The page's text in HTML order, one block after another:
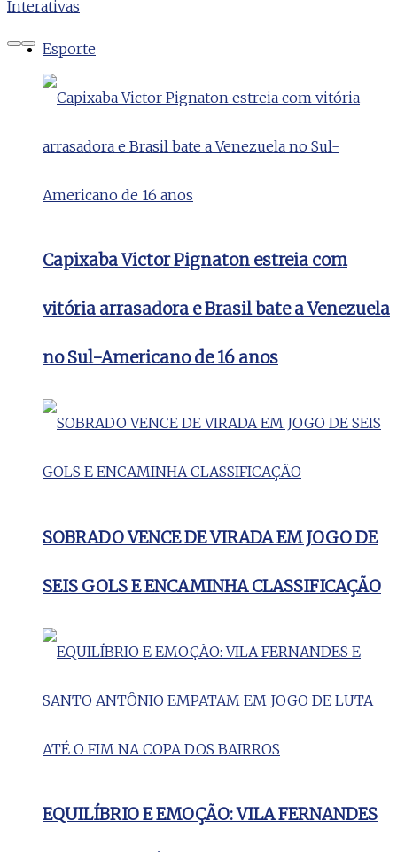
Esporte
Capixaba Victor Pignaton estreia com
vitória arrasadora e Brasil bate a Venezuela
no Sul-Americano de 16 anos
SOBRADO VENCE DE VIRADA EM JOGO DE
SEIS GOLS E ENCAMINHA CLASSIFICAÇÃO
EQUILÍBRIO E EMOÇÃO: VILA FERNANDES
Interativas